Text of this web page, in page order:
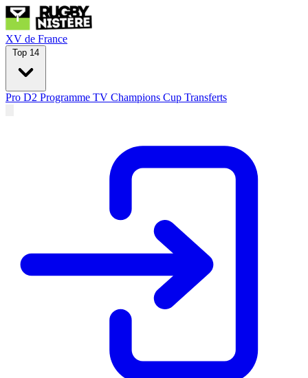
XV de France
Top 14
Pro D2 Programme TV Champions Cup Transferts